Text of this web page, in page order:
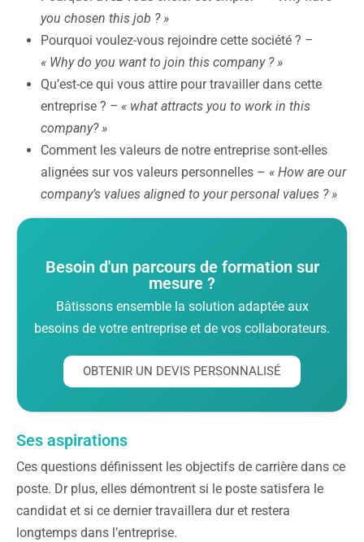
you chosen this job ? »
Pourquoi voulez-vous rejoindre cette société ? –
« Why do you want to join this company ? »
Qu’est-ce qui vous attire pour travailler dans cette
entreprise ? – « what attracts you to work in this
company? »
Comment les valeurs de notre entreprise sont-elles
alignées sur vos valeurs personnelles – « How are our
company’s values aligned to your personal values ? »
Besoin d'un parcours de formation sur
mesure ?
Bâtissons ensemble la solution adaptée aux
besoins de votre entreprise et de vos collaborateurs.
OBTENIR UN DEVIS PERSONNALISÉ
Ses aspirations
Ces questions définissent les objectifs de carrière dans ce
poste. Dr plus, elles démontrent si le poste satisfera le
candidat et si ce dernier travaillera dur et restera
longtemps dans l’entreprise.